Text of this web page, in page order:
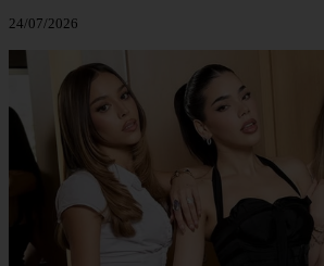
24/07/2026